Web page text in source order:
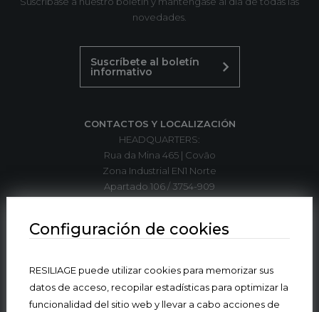
novedades.
Suscríbete al boletín
informativo
CONTACTOS Y LOCALIZACIÓN
HEADQUARTERS:
Rua da Mina 465 | Covão
Zona Industrial EN1 Norte
Apartado 106 / 3754-909
indelague@indelaguegroup.com
Configuración de cookies
RESILIAGE puede utilizar cookies para memorizar sus
datos de acceso, recopilar estadísticas para optimizar la
funcionalidad del sitio web y llevar a cabo acciones de